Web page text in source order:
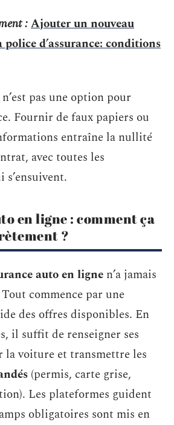
:Ajouter un nouveau
d’assurance: conditions
n’est pas une option pour
Fournir de faux papiers ou
entraîne la nullité
avec toutes les
s’ensuivent.
en ligne : comment ça
?
auto en ligne n’a jamais
commence par une
des offres disponibles. En
il suffit de renseigner ses
voiture et transmettre les
(permis, carte grise,
Les plateformes guident
obligatoires sont mis en